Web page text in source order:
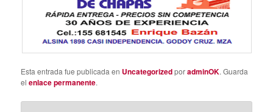
Esta entrada fue publicada en UncategorizedporadminOK. Guarda
elenlace permanente.